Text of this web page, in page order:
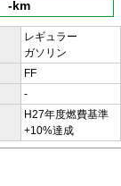
-km
レギュラー
ガソリン
FF
-
H27年度燃費基準
+10%達成